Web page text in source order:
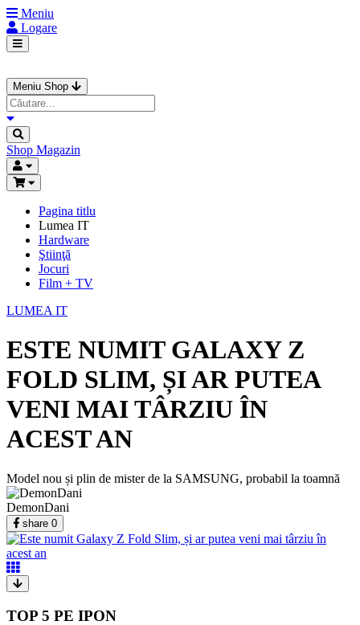
Meniu
Logare
Meniu Shop
Shop Magazin
Pagina titlu
Lumea IT
Hardware
Ştiinţă
Jocuri
Film + TV
LUMEA IT
ESTE NUMIT GALAXY Z
FOLD SLIM, ȘI AR PUTEA
VENI MAI TÂRZIU ÎN
ACEST AN
Model nou și plin de mister de la SAMSUNG, probabil la toamnă
DemonDani
share 0
TOP 5 PE IPON